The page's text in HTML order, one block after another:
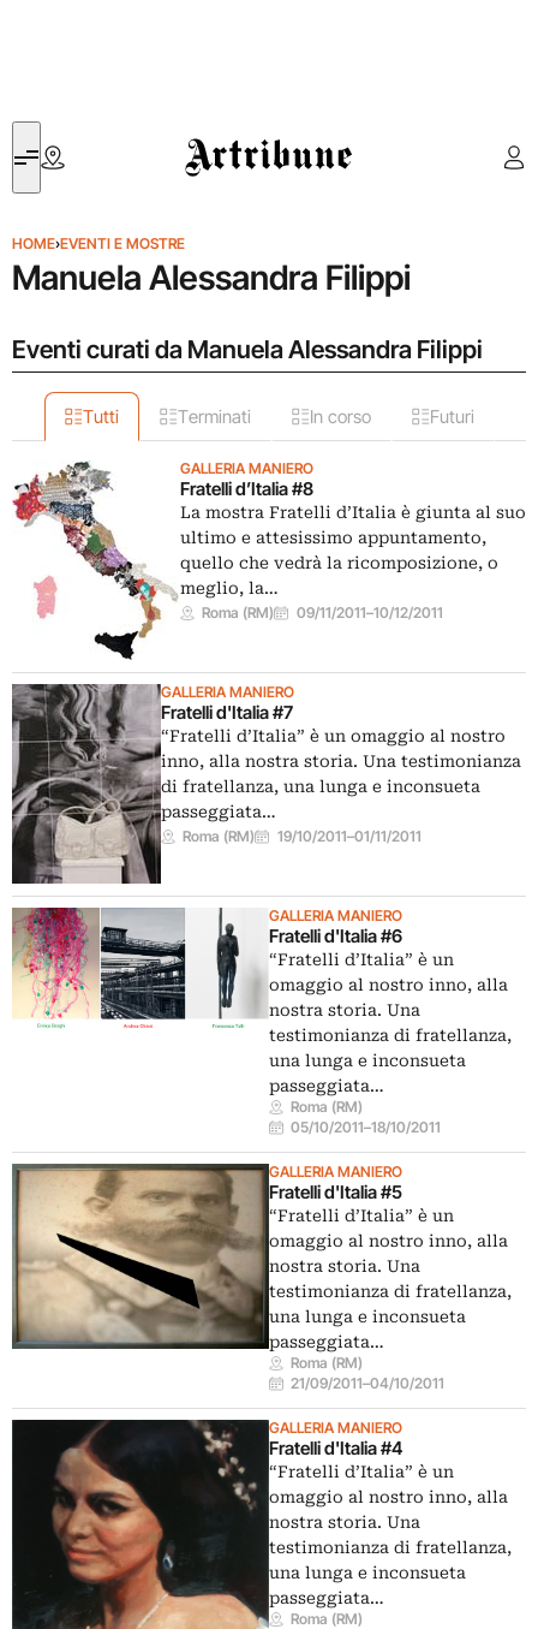
Artribune
HOME›EVENTI E MOSTRE
Manuela Alessandra Filippi
Eventi curati da Manuela Alessandra Filippi
Tutti Terminati In corso Futuri
GALLERIA MANIERO
Fratelli d’Italia #8
La mostra Fratelli d’Italia è giunta al suo
ultimo e attesissimo appuntamento,
quello che vedrà la ricomposizione, o
meglio, la…
Roma (RM) 09/11/2011–10/12/2011
GALLERIA MANIERO
Fratelli d'Italia #7
“Fratelli d’Italia” è un omaggio al nostro
inno, alla nostra storia. Una testimonianza
di fratellanza, una lunga e inconsueta
passeggiata…
Roma (RM) 19/10/2011–01/11/2011
GALLERIA MANIERO
Fratelli d'Italia #6
“Fratelli d’Italia” è un
omaggio al nostro inno, alla
nostra storia. Una
testimonianza di fratellanza,
una lunga e inconsueta
passeggiata…
Roma (RM)
05/10/2011–18/10/2011
GALLERIA MANIERO
Fratelli d'Italia #5
“Fratelli d’Italia” è un
omaggio al nostro inno, alla
nostra storia. Una
testimonianza di fratellanza,
una lunga e inconsueta
passeggiata…
Roma (RM)
21/09/2011–04/10/2011
GALLERIA MANIERO
Fratelli d'Italia #4
“Fratelli d’Italia” è un
omaggio al nostro inno, alla
nostra storia. Una
testimonianza di fratellanza,
una lunga e inconsueta
passeggiata…
Roma (RM)